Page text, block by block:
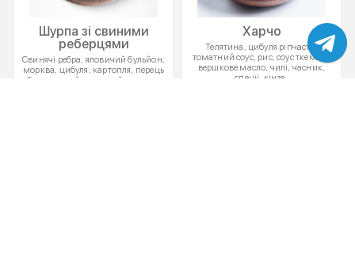
Шурпа зі свиними
реберцями
Свинячі ребра, яловичий бульйон,
морква, цибуля, картопля, перець
болгарський червоний, часник,
Харчо
Телятина, цибуля ріпчаста,
томатний соус, рис, соус ткемалі,
вершкове масло, чилі, часник,
спеції, кінза.